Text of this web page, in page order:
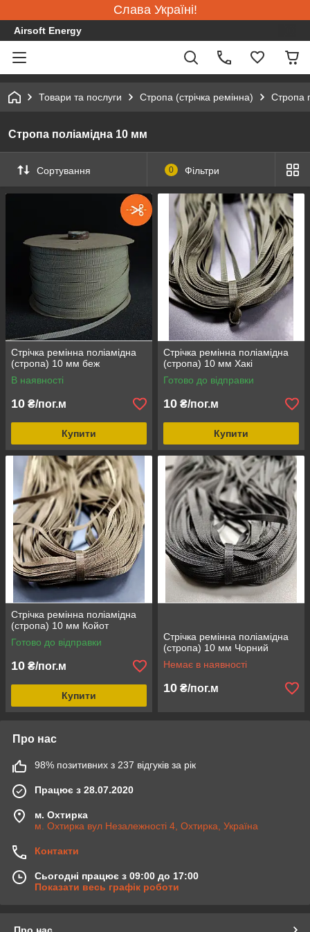
Слава Україні!
Airsoft Energy
Товари та послуги Стропа (стрічка ремінна) Стропа
Стропа поліамідна 10 мм
Сортування 0 Фільтри
Стрічка ремінна поліамідна
(стропа) 10 мм беж
В наявності
10 ₴/пог.м
Купити
Стрічка ремінна поліамідна
(стропа) 10 мм Хакі
Готово до відправки
10 ₴/пог.м
Купити
Стрічка ремінна поліамідна
(стропа) 10 мм Койот
Готово до відправки
10 ₴/пог.м
Купити
Стрічка ремінна поліамідна
(стропа) 10 мм Чорний
Немає в наявності
10 ₴/пог.м
Про нас
98% позитивних з 237 відгуків за рік
Працює з 28.07.2020
м. Охтирка
м. Охтирка вул Незалежності 4, Охтирка, Україна
Контакти
Сьогодні працює з 09:00 до 17:00
Показати весь графік роботи